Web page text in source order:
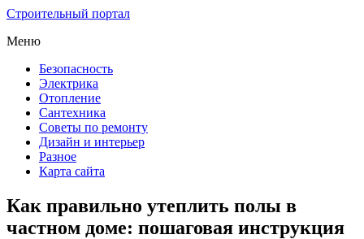
Строительный портал
Меню
Безопасность
Электрика
Отопление
Сантехника
Советы по ремонту
Дизайн и интерьер
Разное
Карта сайта
Как правильно утеплить полы в
частном доме: пошаговая инструкция